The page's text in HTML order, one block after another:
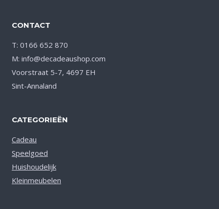
CONTACT
T: 0166 652 870
M: info@decadeaushop.com
Voorstraat 5-7, 4697 EH
Sint-Annaland
CATEGORIEËN
Cadeau
Speelgoed
Huishoudelijk
Kleinmeubelen